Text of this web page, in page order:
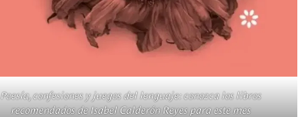
Poesía, confesiones y juegos del lenguaje: conozca los libros
recomendados de Isabel Calderón Reyes para este mes